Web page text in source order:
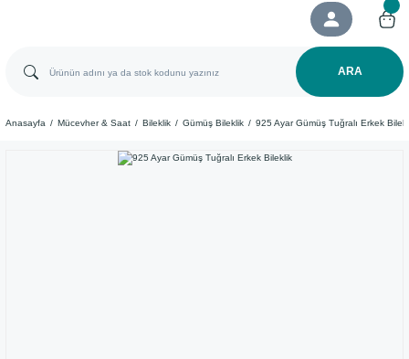
ARA
Anasayfa Mücevher & Saat Bileklik Gümüş Bileklik 925 Ayar Gümüş Tuğralı Erkek